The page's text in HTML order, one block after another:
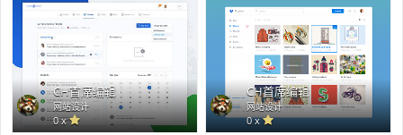
CH首席编辑
网站设计
0 x
CH首席编辑
网站设计
0 x